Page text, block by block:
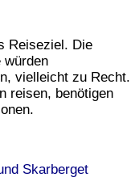
Reiseziel. Die
würden
vielleicht zu Recht.
reisen, benötigen
Skarberget